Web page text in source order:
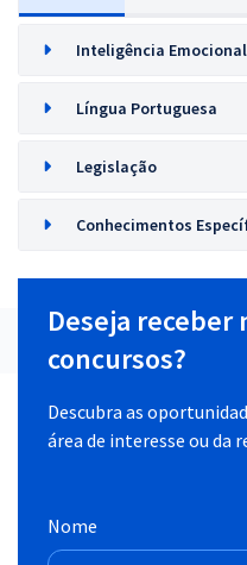
Inteligência Emocional
Língua Portuguesa
Legislação
Conhecimentos
Deseja receber
concursos?
Descubra as
área de interesse ou da
Nome